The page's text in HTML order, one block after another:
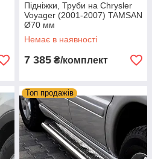
Підніжки, Труби на Chrysler
Voyager (2001-2007) TAMSAN
Ø70 мм
Немає в наявності
7 385 ₴/комплект
Топ продажів